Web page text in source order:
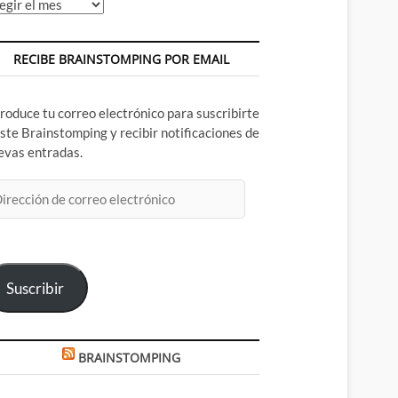
RECIBE BRAINSTOMPING POR EMAIL
tu correo electrónico para suscribirte
Brainstomping y recibir notificaciones de
entradas.
Suscribir
BRAINSTOMPING